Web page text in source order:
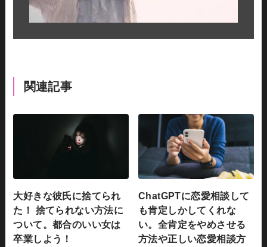
関連記事
大好きな彼氏に捨てられ
た！ 捨てられない方法に
ついて。都合のいい女は
卒業しよう！
ChatGPTに恋愛相談して
も肯定しかしてくれな
い。全肯定をやめさせる
方法や正しい恋愛相談方